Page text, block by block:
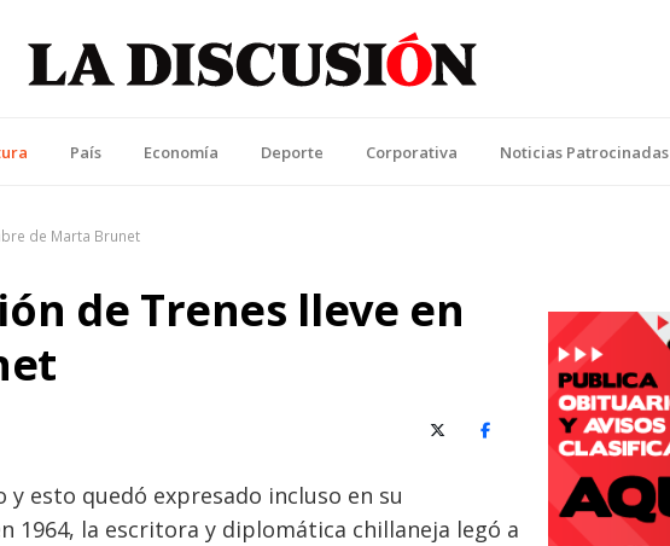
País Economía Deporte Corporativa Noticias Patrocinadas
de Marta Brunet
de Trenes lleve en
X (Twitter)Facebook
esto quedó expresado incluso en su
1964, la escritora y diplomática chillaneja legó a